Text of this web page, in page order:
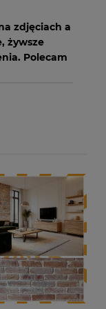
zdjęciach a
żywsze
Polecam